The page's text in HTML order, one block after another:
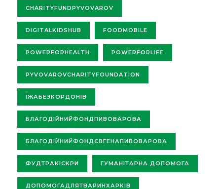
CHARITYFUNDPYVOVAROV
DIGITALKIDSHUB FOODMOBILE
POWERFORHEALTH POWERFORLIFE
PYVOVAROVCHARITYFOUNDATION
ЇЖАБЕЗКОРДОНІВ
БЛАГОДІЙНИЙФОНДПИВОВАРОВА
БЛАГОДІЙНИЙФОНДЄВГЕНАПИВОВАРОВА
ФУДТРАКІСКРИ ГУМАНІТАРНА ДОПОМОГА
ДОПОМОГАДЛЯТВАРИНХАРКІВ